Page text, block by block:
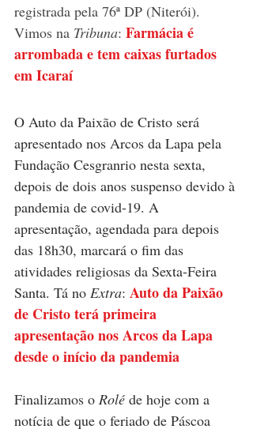
registrada pela 76ª DP (Niterói).
Vimos na Tribuna: Farmácia é
arrombada e tem caixas furtados
em Icaraí
O Auto da Paixão de Cristo será
apresentado nos Arcos da Lapa pela
Fundação Cesgranrio nesta sexta,
depois de dois anos suspenso devido à
pandemia de covid-19. A
apresentação, agendada para depois
das 18h30, marcará o fim das
atividades religiosas da Sexta-Feira
Santa. Tá no Extra: Auto da Paixão
de Cristo terá primeira
apresentação nos Arcos da Lapa
desde o início da pandemia
Finalizamos o Rolé de hoje com a
notícia de que o feriado de Páscoa